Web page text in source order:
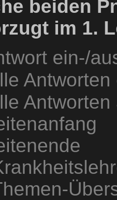
beiden
im 1.
ein-/